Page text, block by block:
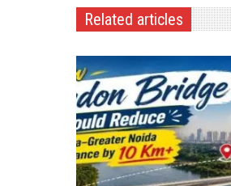
Related articles